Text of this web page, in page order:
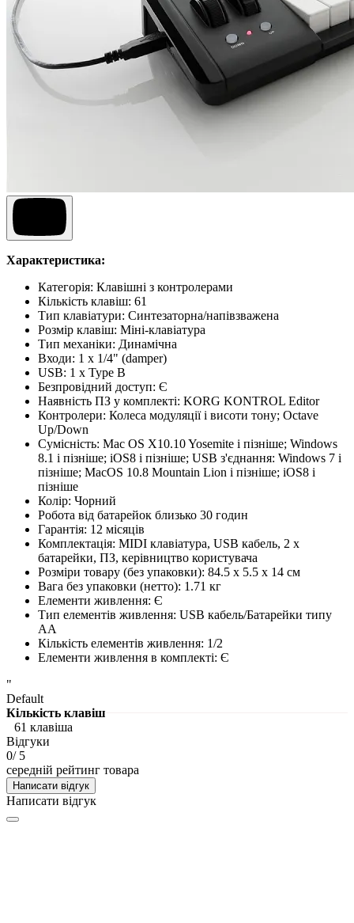
Характеристика:
Категорія: Клавішні з контролерами
Кількість клавіш: 61
Тип клавіатури: Синтезаторна/напівзважена
Розмір клавіш: Міні-клавіатура
Тип механіки: Динамічна
Входи: 1 x 1/4" (damper)
USB: 1 х Type B
Безпровідний доступ: Є
Наявність ПЗ у комплекті: KORG KONTROL Editor
Контролери: Колеса модуляції і висоти тону; Octave
Up/Down
Сумісність: Mac OS X10.10 Yosemite і пізніше; Windows
8.1 і пізніше; iOS8 і пізніше; USB з'єднання: Windows 7 і
пізніше; MacOS 10.8 Mountain Lion і пізніше; iOS8 і
пізніше
Колір: Чорний
Робота від батарейок близько 30 годин
Гарантія: 12 місяців
Комплектація: MIDI клавіатура, USB кабель, 2 x
батарейки, ПЗ, керівництво користувача
Розміри товару (без упаковки): 84.5 x 5.5 x 14 см
Вага без упаковки (нетто): 1.71 кг
Елементи живлення: Є
Тип елементів живлення: USB кабель/Батарейки типу
АА
Кількість елементів живлення: 1/2
Елементи живлення в комплекті: Є
"
Default
Кількість клавіш
61 клавіша
Відгуки
0/ 5
середній рейтинг товара
Написати відгук
Написати відгук